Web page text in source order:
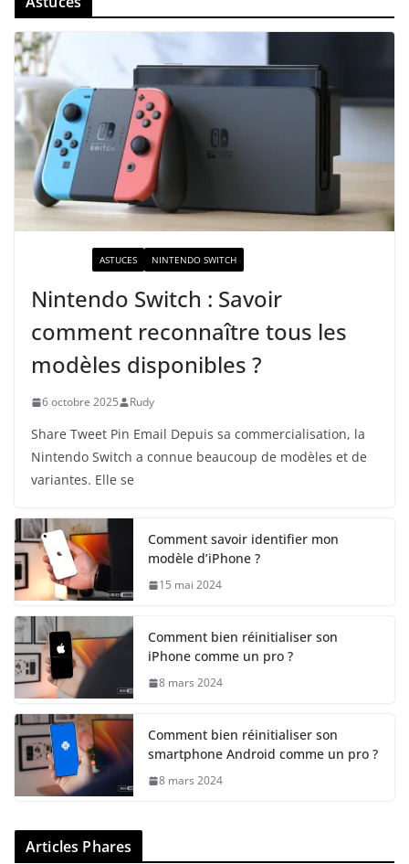
ASTUCES NINTENDO SWITCH
Nintendo Switch : Savoir
comment reconnaître tous les
modèles disponibles ?
6 octobre 2025 Rudy
Share Tweet Pin Email Depuis sa commercialisation, la
Nintendo Switch a connue beaucoup de modèles et de
variantes. Elle se
Comment savoir identifier mon
modèle d’iPhone ?
15 mai 2024
Comment bien réinitialiser son
iPhone comme un pro ?
8 mars 2024
Comment bien réinitialiser son
smartphone Android comme un pro ?
8 mars 2024
Articles Phares